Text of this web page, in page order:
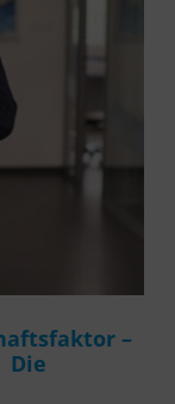
–
Die